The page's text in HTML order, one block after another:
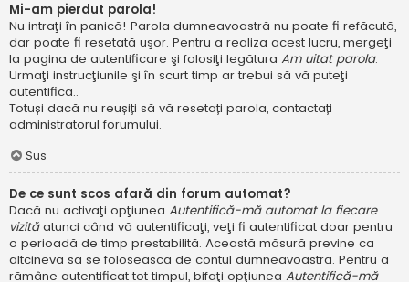
Mi-am pierdut parola!
Nu intraţi în panică! Parola dumneavoastră nu poate fi refăcută,
dar poate fi resetată uşor. Pentru a realiza acest lucru, mergeţi
la pagina de autentificare şi folosiţi legătura Am uitat parola.
Urmaţi instrucţiunile şi în scurt timp ar trebui să vă puteţi
autentifica..
Totuși dacă nu reușiți să vă resetați parola, contactați
administratorul forumului.
Sus
De ce sunt scos afară din forum automat?
Dacă nu activaţi opţiunea Autentifică-mă automat la fiecare
vizităatunci când vă autentificaţi, veţi fi autentificat doar pentru
o perioadă de timp prestabilită. Această măsură previne ca
altcineva să se folosească de contul dumneavoastră. Pentru a
rămâne autentificat tot timpul, bifaţi opţiunea Autentifică-mă